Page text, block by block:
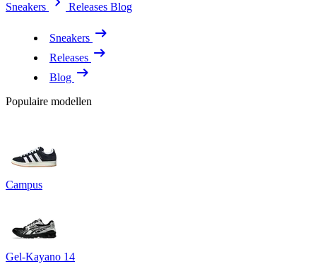
Sneakers
Releases Blog
Sneakers
Releases
Blog
Populaire modellen
Campus
Gel-Kayano 14